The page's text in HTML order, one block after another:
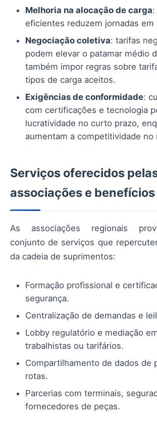
Melhoria na alocação de carga:
eficientes reduzem jornadas em
Negociação coletiva: tarifas
podem elevar o patamar médio
também impor regras sobre
tipos de carga aceitos.
Exigências de conformidade:
com certificações e tecnologia
lucratividade no curto prazo,
aumentam a competitividade no
Serviços oferecidos
associações e
As associações regionais
conjunto de serviços que
da cadeia de suprimentos:
Formação profissional e
segurança.
Centralização de demandas e
Lobby regulatório e mediação
trabalhistas ou tarifários.
Compartilhamento de dados de
rotas.
Parcerias com terminais,
fornecedores de peças.